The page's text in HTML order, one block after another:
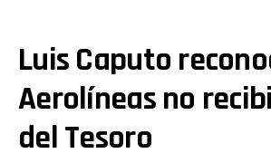
Luis Caputo
Aerolíneas no
del Tesoro